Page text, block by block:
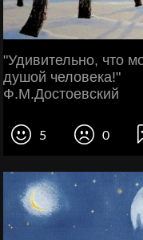
"Удивительно, что
душой человека!"
Ф.М.Достоевский
5 0